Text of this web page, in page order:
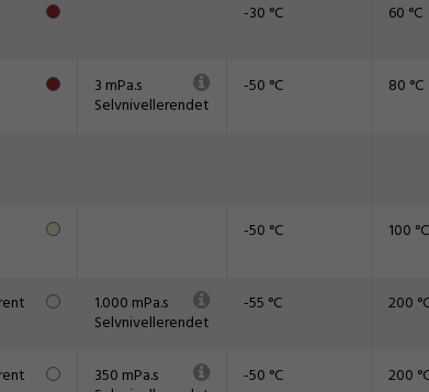
-30 °C 60 °C
3 mPa.s
Selvnivellerendet
-50 °C 80 °C
-50 °C 100 °C
1.000 mPa.s
Selvnivellerendet
-55 °C 200
350 mPa.s -50 °C 200